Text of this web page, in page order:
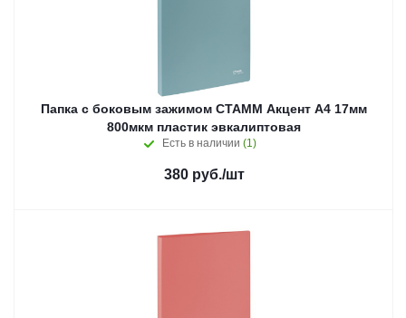
Папка с боковым зажимом СТАММ Акцент А4 17мм
800мкм пластик эвкалиптовая
Есть в наличии (1)
380руб./шт